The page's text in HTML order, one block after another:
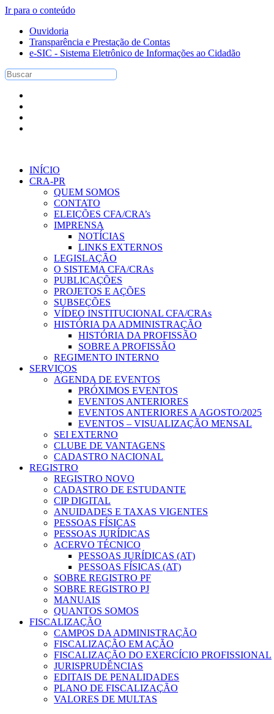
Ir para o conteúdo
Ouvidoria
Transparência e Prestação de Contas
e-SIC - Sistema Eletrônico de Informações ao Cidadão
INÍCIO
CRA-PR
QUEM SOMOS
CONTATO
ELEIÇÕES CFA/CRA’s
IMPRENSA
NOTÍCIAS
LINKS EXTERNOS
LEGISLAÇÃO
O SISTEMA CFA/CRAs
PUBLICAÇÕES
PROJETOS E AÇÕES
SUBSEÇÕES
VÍDEO INSTITUCIONAL CFA/CRAs
HISTÓRIA DA ADMINISTRAÇÃO
HISTÓRIA DA PROFISSÃO
SOBRE A PROFISSÃO
REGIMENTO INTERNO
SERVIÇOS
AGENDA DE EVENTOS
PRÓXIMOS EVENTOS
EVENTOS ANTERIORES
EVENTOS ANTERIORES A AGOSTO/2025
EVENTOS – VISUALIZAÇÃO MENSAL
SEI EXTERNO
CLUBE DE VANTAGENS
CADASTRO NACIONAL
REGISTRO
REGISTRO NOVO
CADASTRO DE ESTUDANTE
CIP DIGITAL
ANUIDADES E TAXAS VIGENTES
PESSOAS FÍSICAS
PESSOAS JURÍDICAS
ACERVO TÉCNICO
PESSOAS JURÍDICAS (AT)
PESSOAS FÍSICAS (AT)
SOBRE REGISTRO PF
SOBRE REGISTRO PJ
MANUAIS
QUANTOS SOMOS
FISCALIZAÇÃO
CAMPOS DA ADMINISTRAÇÃO
FISCALIZAÇÃO EM AÇÃO
FISCALIZAÇÃO DO EXERCÍCIO PROFISSIONAL
JURISPRUDÊNCIAS
EDITAIS DE PENALIDADES
PLANO DE FISCALIZAÇÃO
VALORES DE MULTAS